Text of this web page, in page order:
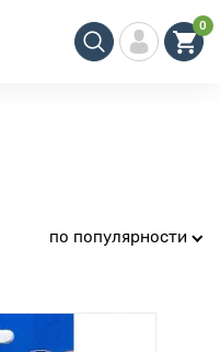
0
по популярности